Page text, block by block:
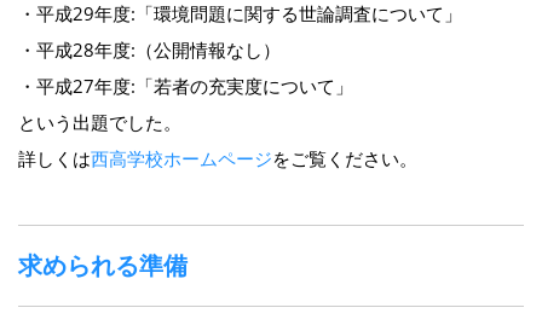
・平成29年度:「環境問題に関する世論調査について」
・平成28年度:（公開情報なし）
・平成27年度:「若者の充実度について」
という出題でした。
詳しくは西高学校ホームページをご覧ください。
求められる準備